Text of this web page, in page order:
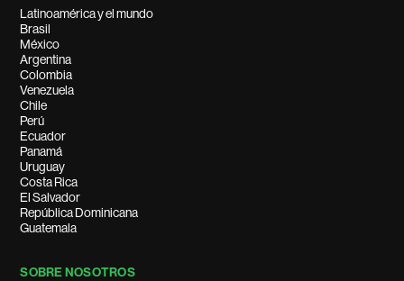
Latinoamérica y el mundo
Brasil
México
Argentina
Colombia
Venezuela
Chile
Perú
Ecuador
Panamá
Uruguay
Costa Rica
El Salvador
República Dominicana
Guatemala
SOBRE NOSOTROS